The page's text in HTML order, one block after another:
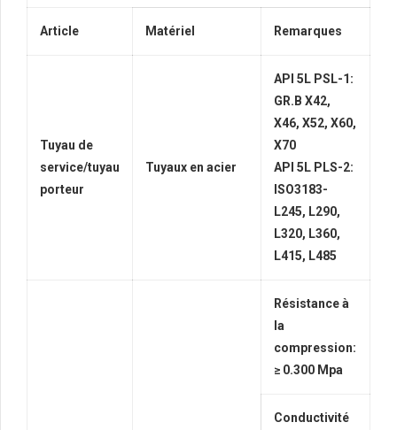
Article Matériel Remarques
Tuyau de
service/tuyau
porteur
Tuyaux en acier
API 5L PSL-1:
GR.B X42,
X46, X52, X60,
X70
API 5L PLS-2:
ISO3183-
L245, L290,
L320, L360,
L415, L485
Résistance à
la
compression:
≥ 0.300 Mpa
Conductivité